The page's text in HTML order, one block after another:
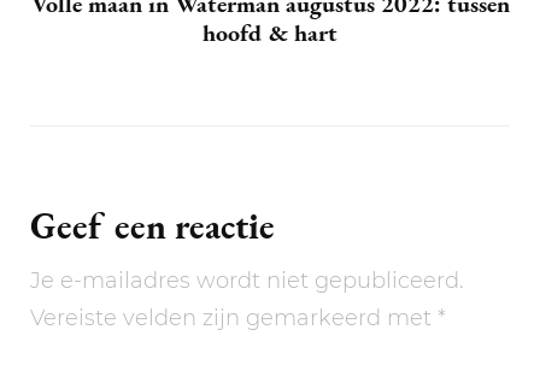
hoofd & hart
Geef een reactie
Je e-mailadres wordt niet gepubliceerd.
Vereiste velden zijn gemarkeerd met *